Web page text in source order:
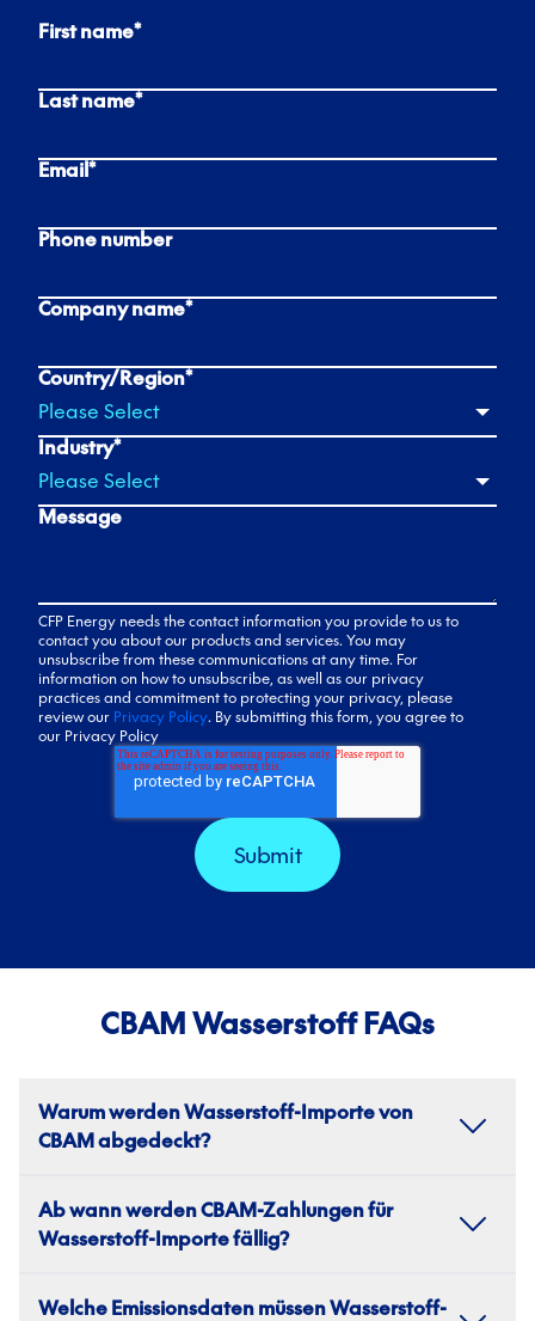
First name*
Last name*
Email *
Phone number
Company name*
Country/Region*
Industry*
Message
CFP Energy needs the contact information you provide to us to
contact you about our products and services. You may
unsubscribe from these communications at any time. For
information on how to unsubscribe, as well as our privacy
practices and commitment to protecting your privacy, please
review our Privacy Policy. By submitting this form, you agree to
our Privacy Policy
CBAM Wasserstoff FAQs
Warum werden Wasserstoff-Importe von
CBAM abgedeckt?
Wasserstoff, werden unter der Nutzung von
Erdgas produziert und fallen wegen der starken
Emissionen berichten und ab 2026 CBAM-
Ab wann werden CBAM-Zahlungen für
Wasserstoff-Importe fällig?
Zahlungen für CBAM-Zertifikate in 2026
Welche Emissionsdaten müssen Wasserstoff-